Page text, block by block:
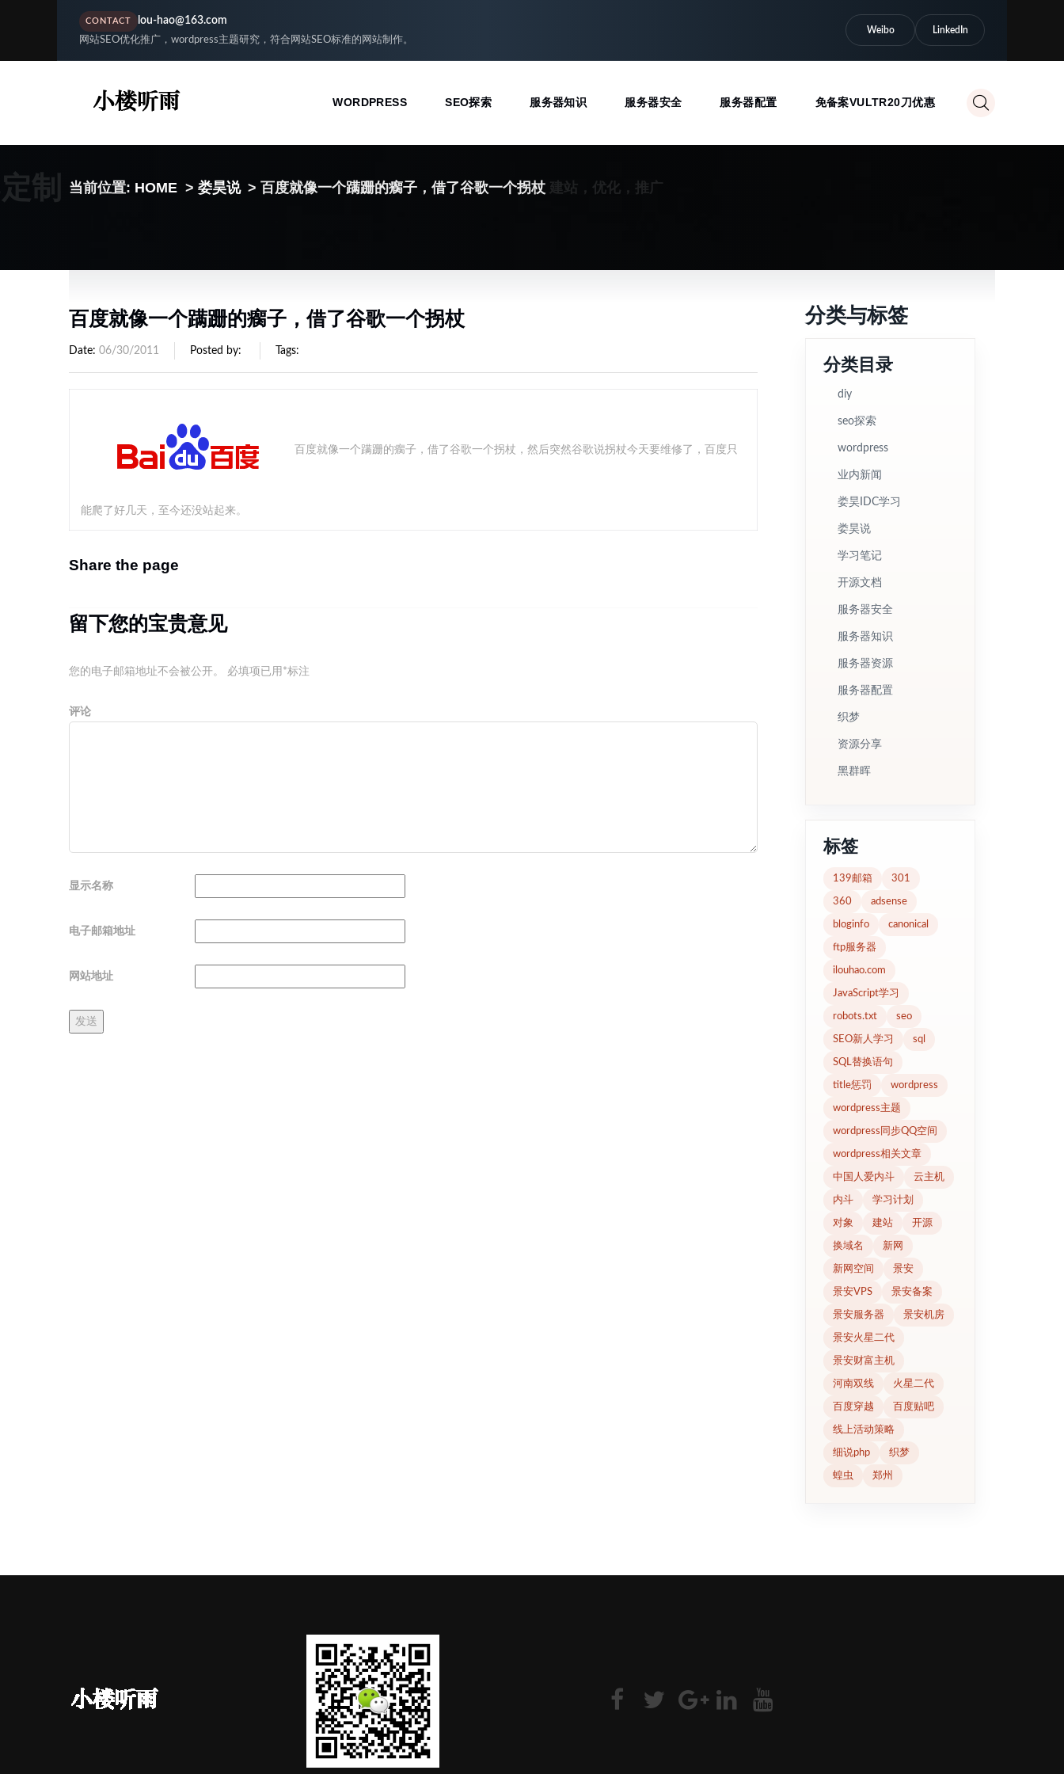
CONTACT lou-hao@163.com
网站SEO优化推广，wordpress主题研究，符合网站SEO标准的网站制作。
Weibo LinkedIn
WORDPRESS SEO探索 服务器知识 服务器安全 服务器配置 免备案VULTR20刀优惠
制 当前位置: HOME > 娄昊说 > 百度就像一个蹒跚的瘸子，借了谷歌一个拐杖 建站，优化，推广
百度就像一个蹒跚的瘸子，借了谷歌一个拐杖
Date 06/30/2011 Posted by Tags
百度就像一个蹒跚的瘸子，借了谷歌一个拐杖，然后突然谷歌说拐杖今天要维修了，百度只
能爬了好几天，至今还没站起来。
Share the page
留下您的宝贵意见
您的电子邮箱地址不会被公开。 必填项已用 *标注
评论
显示名称
电子邮箱地址
网站地址
分类与标签
分类目录
diy
seo探索
wordpress
业内新闻
娄昊IDC学习
娄昊说
学习笔记
开源文档
服务器安全
服务器知识
服务器资源
服务器配置
织梦
资源分享
黑群晖
标签
139邮箱 301
360 adsense
bloginfo canonical
ftp服务器
ilouhao.com
JavaScript学习
robots.txt seo
SEO新人学习 sql
SQL替换语句
title惩罚 wordpress
wordpress主题
wordpress同步QQ空间
wordpress相关文章
中国人爱内斗 云主机
内斗 学习计划
对象 建站 开源
换域名 新网
新网空间 景安
景安VPS 景安备案
景安服务器 景安机房
景安火星二代
景安财富主机
河南双线 火星二代
百度穿越 百度贴吧
线上活动策略
细说php 织梦
蝗虫 郑州